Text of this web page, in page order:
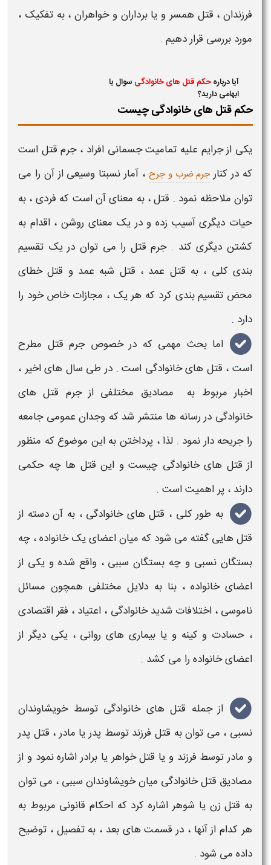
فرزندان ، قتل همسر و یا برداران و خواهران ، به تفکیک ،
مورد بررسی قرار دهیم .
آیا دربارهحکم قتل های خانوادگی سوال یا
ابهامی دارید؟
حکم قتل های خانوادگی چیست
یکی از جرایم علیه تمامیت جسمانی افراد ،جرم قتل است
که در کنارجرم ضرب و جرح ، آمار نسبتا وسیعی از آن را می
توان ملاحظه نمود . قتل، به معنای آن است که فردی ، به
حیات دیگری آسیب زده و در یک معنای روشن ، اقدام به
کشتن دیگری کند .جرم قتل را می توان در یک تقسیم
بندی کلی ، به قتل عمد ، قتل شبه عمد و قتل خطای
محض تقسیم بندی کرد که هر یک ، مجازاتخاص خود را
دارد .
اما بحث مهمی که در خصوصجرم قتل مطرح
است ، قتل های خانوادگی است . در طی سال های اخیر ،
اخبار مربوط به مصادیق مختلفی ازجرم قتل های
خانوادگی در رسانه ها منتشر شد که وجدان عمومی جامعه
را جریحه دار نمود . لذا ، پرداختن به این موضوع که منظور
از قتل های خانوادگی چیست و این قتل ها چه حکمی
دارند ، پر اهمیت است .
به طور کلی ، قتل های خانوادگی ، به آن دسته از
قتل هایی گفته می شود که میان اعضای یکخانواده، چه
بستگان نسبی و چه بستگان سببی ، واقع شده و یکی از
اعضای خانواده ، بنا به دلایل مختلفی همچون مسائل
ناموسی ، اختلافات شدید خانوادگی ، اعتیاد ، فقر اقتصادی
، حسادت و کینه و یا بیماری های روانی ، یکی دیگر از
اعضایخانواده را می کشد .
از جمله قتل های خانوادگیتوسط خویشاوندان
نسبی ، می توان به قتل فرزند توسط پدر یا مادر ، قتل پدر
و مادر توسط فرزند و یا قتل خواهر یا برادراشاره نمود و از
مصادیق قتل خانوادگی میان خویشاوندان سببی ، می توان
به قتل زن یا شوهراشاره کرد که احکام قانونی مربوط به
هر کدام از آنها ، در قسمت های بعد ، به تفصیل ، توضیح
داده می شود .